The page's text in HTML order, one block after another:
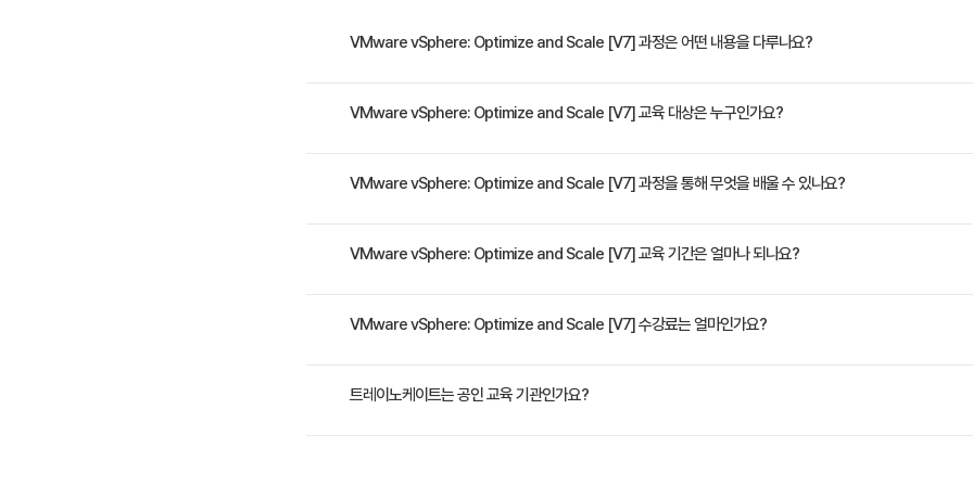
• vSphere Trust Authority 구성
• 컨텐츠 라이브러리에 있는 가상머신 템플릿 관리 및 업데이트
5. CPU 최적화
• NUMA 및 vNUMA 지원 설명
• esxtop을 사용하여 key memory performance metric 모니터링
VMware vSphere: Optimize and Scale [V7] 과정은 어떤 내용을 다루나요?
본 과정에서는 고가용성 및 확장형 가상 인프라를 구성하고 유지 관리하는 고급 기술을 학습합니다. 강연과 실습을
VMware vSphere: Optimize and Scale [V7] 교육 대상은 누구인가요?
숙련된 시스템 관리자, 시스템 엔지니어 및 시스템 통합 엔지니어
VMware vSphere: Optimize and Scale [V7] 과정을 통해 무엇을 배울 수 있나요?
본 과정을 수료하면 아래의 교육 목적을 달성할 수 있습니다. • 크고 복잡한 기업들을 위한 vSphere 네트워킹 및 스
퓨팅, 스토리지 및 네트워크 자원에 대한 Key performance indicator를 모니터링 및 분석 • ESXi 및 VMware
VMware vSphere: Optimize and Scale [V7] 교육 기간은 얼마나 되나요?
5일 과정입니다. 상세 일정은 교육 페이지에서 확인하실 수 있습니다.
VMware vSphere: Optimize and Scale [V7] 수강료는 얼마인가요?
수강료는 3,060,000원(VAT 별도)입니다. 고용보험 환급 및 기업 할인 혜택이 적용될 수 있으니 자세한 내용은 트레이
트레이노케이트는 공인 교육 기관인가요?